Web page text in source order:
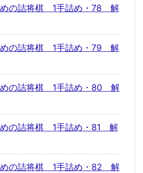
めの詰将棋 1手詰め・78 解
めの詰将棋 1手詰め・79 解
めの詰将棋 1手詰め・80 解
めの詰将棋 1手詰め・81 解
めの詰将棋 1手詰め・82 解